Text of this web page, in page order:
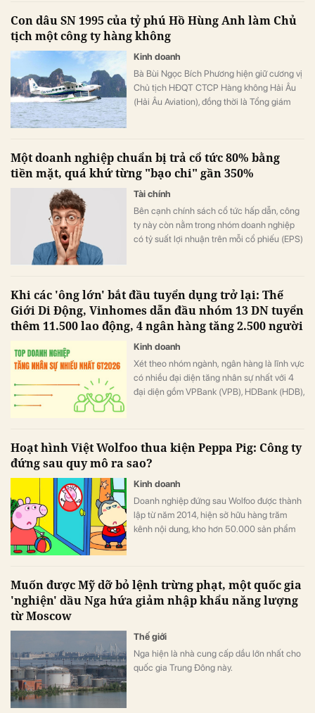
Con dâu SN 1995 của tỷ phú Hồ Hùng Anh làm Chủ
tịch một công ty hàng không
Kinh doanh
Bà Bùi Ngọc Bích Phương hiện giữ cương vị
Chủ tịch HĐQT CTCP Hàng không Hải Âu
(Hải Âu Aviation), đồng thời là Tổng giám
Một doanh nghiệp chuẩn bị trả cổ tức 80% bằng
tiền mặt, quá khứ từng "bạo chi" gần 350%
Tài chính
Bên cạnh chính sách cổ tức hấp dẫn, công
ty này còn nằm trong nhóm doanh nghiệp
có tỷ suất lợi nhuận trên mỗi cổ phiếu (EPS)
Khi các 'ông lớn' bắt đầu tuyển dụng trở lại: Thế
Giới Di Động, Vinhomes dẫn đầu nhóm 13 DN tuyển
thêm 11.500 lao động, 4 ngân hàng tăng 2.500 người
Kinh doanh
Xét theo nhóm ngành, ngân hàng là lĩnh vực
có nhiều đại diện tăng nhân sự nhất với 4
đại diện gồm VPBank (VPB), HDBank (HDB),
Hoạt hình Việt Wolfoo thua kiện Peppa Pig: Công ty
đứng sau quy mô ra sao?
Kinh doanh
Doanh nghiệp đứng sau Wolfoo được thành
lập từ năm 2014, hiện sở hữu hàng trăm
kênh nội dung, kho hơn 50.000 sản phẩm
Muốn được Mỹ dỡ bỏ lệnh trừng phạt, một quốc gia
'nghiện' dầu Nga hứa giảm nhập khẩu năng lượng
từ Moscow
Thế giới
Nga hiện là nhà cung cấp dầu lớn nhất cho
quốc gia Trung Đông này.